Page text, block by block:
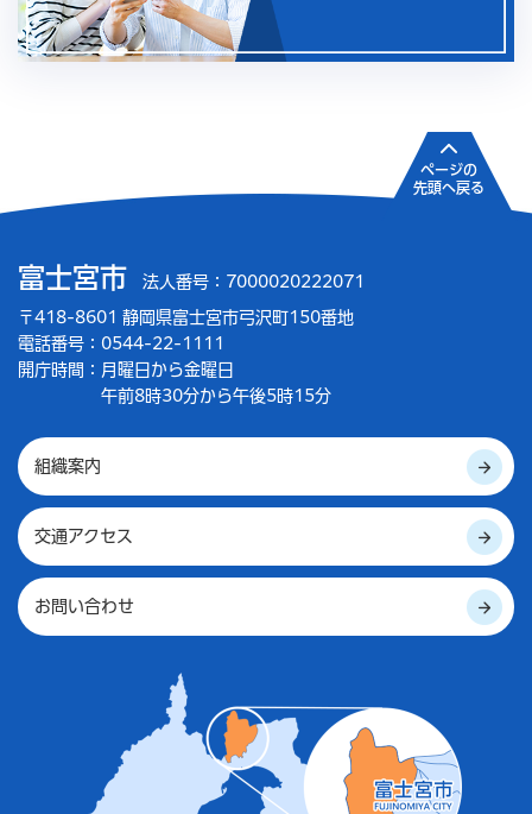
富士宮市 法人番号：7000020222071
〒418-8601 静岡県富士宮市弓沢町150番地
電話番号：0544-22-1111
開庁時間： 月曜日から金曜日
午前8時30分から午後5時15分
組織案内
交通アクセス
お問い合わせ
ページの
先頭へ戻る